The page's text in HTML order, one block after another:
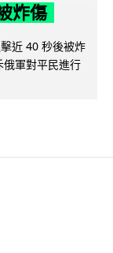
炸傷
近 40 秒後被炸
軍對平民進行